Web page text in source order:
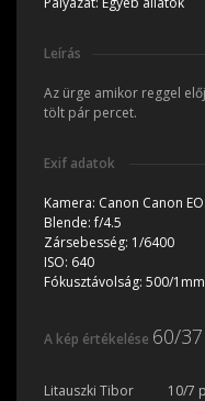
Leírás
Az ürge amikor reggel
tölt pár percet.
Exif adatok
Kamera: Canon Canon
Blende:f/4.5
Zársebesség: 1/6400
ISO: 640
Fókusztávolság: 500/1mm
A kép értékelése 60/
Litauszki Tibor 10/7